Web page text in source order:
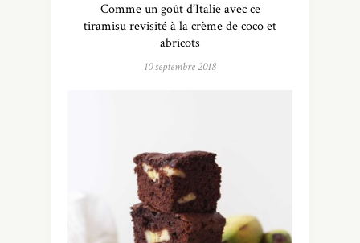
Comme un goût d’Italie avec ce
tiramisu revisité à la crème de coco et
abricots
10 septembre 2018